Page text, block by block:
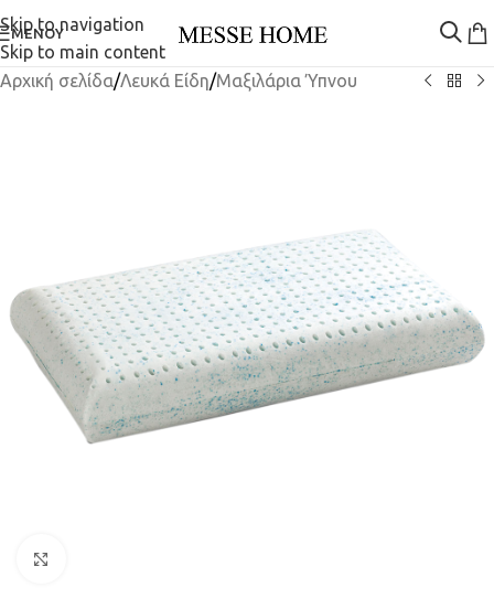
Skip to navigation
Skip to main content
ΜΕΝΟΎ
Αρχική σελίδα/Λευκά Είδη/Μαξιλάρια Ύπνου